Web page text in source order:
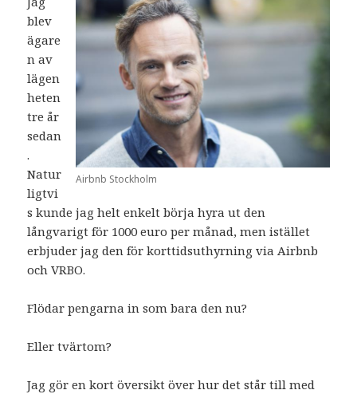
Airbnb Stockholm
blev
ägare
n av
lägen
heten
tre år
sedan
.
Natur
ligtvi
s kunde jag helt enkelt börja hyra ut den
långvarigt för 1000 euro per månad, men istället
erbjuder jag den för korttidsuthyrning via Airbnb
och VRBO.
Flödar pengarna in som bara den nu?
Eller tvärtom?
Jag gör en kort översikt över hur det står till med